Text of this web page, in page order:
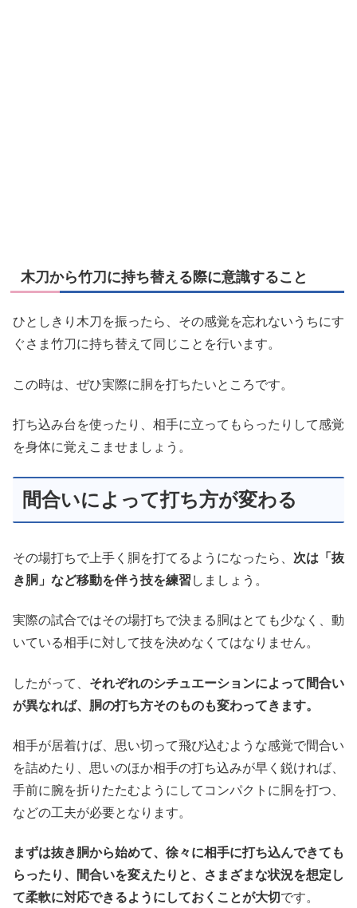
木刀から竹刀に持ち替える際に意識すること
ひとしきり木刀を振ったら、その感覚を忘れないうちにす
ぐさま竹刀に持ち替えて同じことを行います。
この時は、ぜひ実際に胴を打ちたいところです。
打ち込み台を使ったり、相手に立ってもらったりして感覚
を身体に覚えこませましょう。
間合いによって打ち方が変わる
その場打ちで上手く胴を打てるようになったら、 次は「抜
き胴」など移動を伴う技を練習 しましょう。
実際の試合ではその場打ちで決まる胴はとても少なく、動
いている相手に対して技を決めなくてはなりません。
したがって、 それぞれのシチュエーションによって間合い
が異なれば、胴の打ち方そのものも変わってきます。
相手が居着けば、思い切って飛び込むような感覚で間合い
を詰めたり、思いのほか相手の打ち込みが早く鋭ければ、
手前に腕を折りたたむようにしてコンパクトに胴を打つ、
などの工夫が必要となります。
まずは抜き胴から始めて、徐々に相手に打ち込んできても
らったり、間合いを変えたりと、さまざまな状況を想定し
て柔軟に対応できるようにしておくことが大切 です。